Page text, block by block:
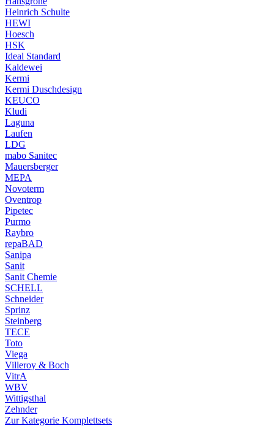
Heinrich Schulte
HEWI
Hoesch
HSK
Ideal Standard
Kaldewei
Kermi
Kermi Duschdesign
KEUCO
Kludi
Laguna
Laufen
LDG
mabo Sanitec
Mauersberger
MEPA
Novoterm
Oventrop
Pipetec
Purmo
Raybro
repaBAD
Sanipa
Sanit
Sanit Chemie
SCHELL
Schneider
Sprinz
Steinberg
TECE
Toto
Viega
Villeroy & Boch
VitrA
WBV
Wittigsthal
Zehnder
Zur Kategorie Komplettsets